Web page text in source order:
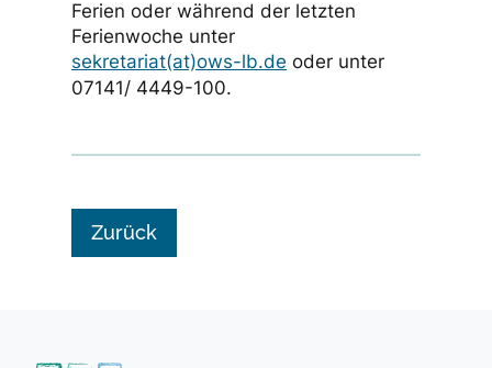
Ferien oder während der letzten
Ferienwoche unter
sekretariat(at)ows-lb.de oder unter
07141/ 4449-100.
Zurück